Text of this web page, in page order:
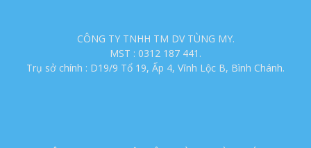
CÔNG TY TNHH TM DV TÙNG MY.
MST : 0312 187 441.
Trụ sở chính : D19/9 Tổ 19, Ấp 4, Vĩnh Lộc B, Bình Chánh.